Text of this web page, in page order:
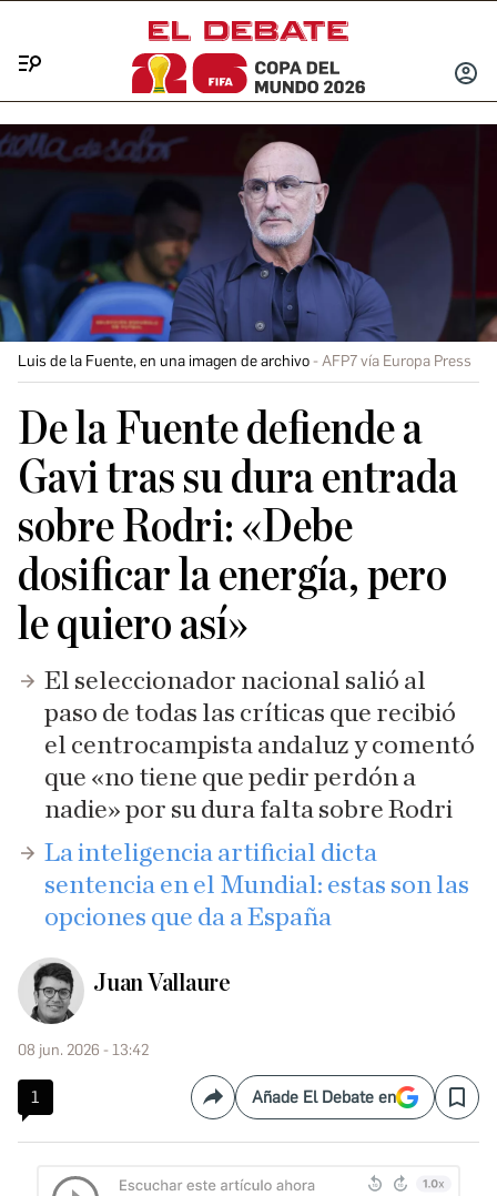
INICIAR
Luis de la Fuente, en una imagen de archivo AFP7 vía Europa Press
De la Fuente defiende a
Gavi tras su dura entrada
sobre Rodri: «Debe
dosificar la energía, pero
le quiero así»
El seleccionador nacional salió al
paso de todas las críticas que recibió
el centrocampista andaluz y comentó
que «no tiene que pedir perdón a
nadie» por su dura falta sobre Rodri
La inteligencia artificial dicta
sentencia en el Mundial: estas son las
opciones que da a España
Juan Vallaure
08 jun. 2026 - 13:42
1 CompartirAñade El Debate en Save